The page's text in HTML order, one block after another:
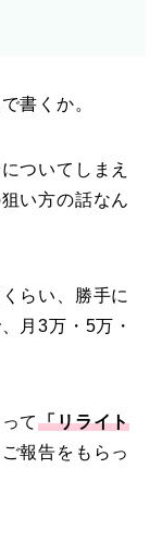
書くか。
ついてしまえ
い方の話なん
らい、勝手に
月3万・5万・
て「リライト
報告をもらっ